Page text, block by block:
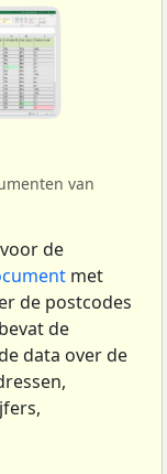
van
de
met
de postcodes
de
data over de